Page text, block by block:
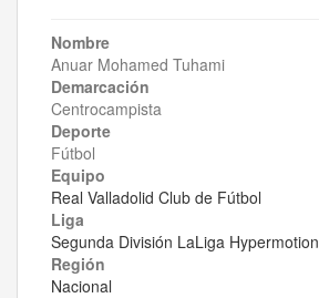
Nombre
Anuar Mohamed Tuhami
Demarcación
Centrocampista
Deporte
Fútbol
Equipo
Real Valladolid Club de Fútbol
Liga
Segunda División LaLiga Hypermotion
Región
Nacional